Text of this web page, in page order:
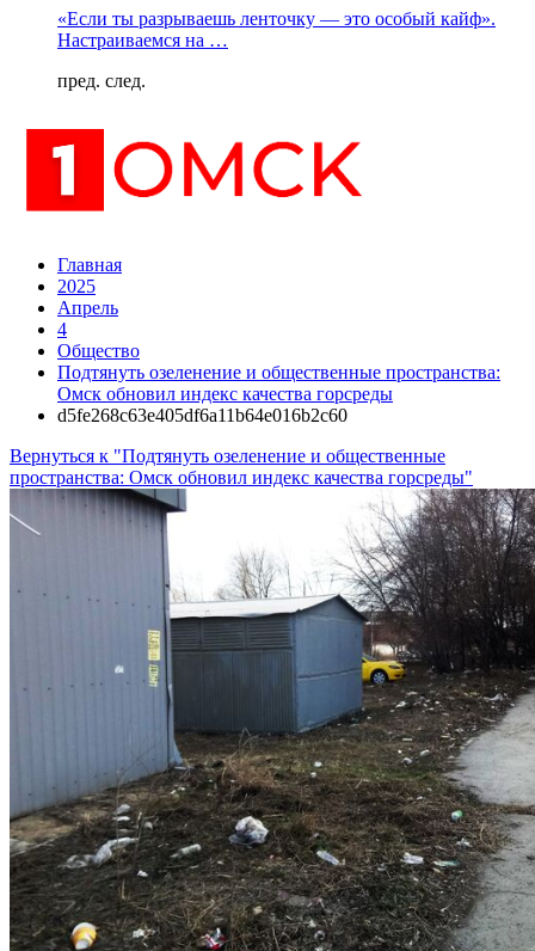
«Если ты разрываешь ленточку — это особый кайф».
Настраиваемся на …
пред. след.
Главная
2025
Апрель
4
Общество
Подтянуть озеленение и общественные пространства:
Омск обновил индекс качества горсреды
d5fe268c63e405df6a11b64e016b2c60
Вернуться к "Подтянуть озеленение и общественные
пространства: Омск обновил индекс качества горсреды"